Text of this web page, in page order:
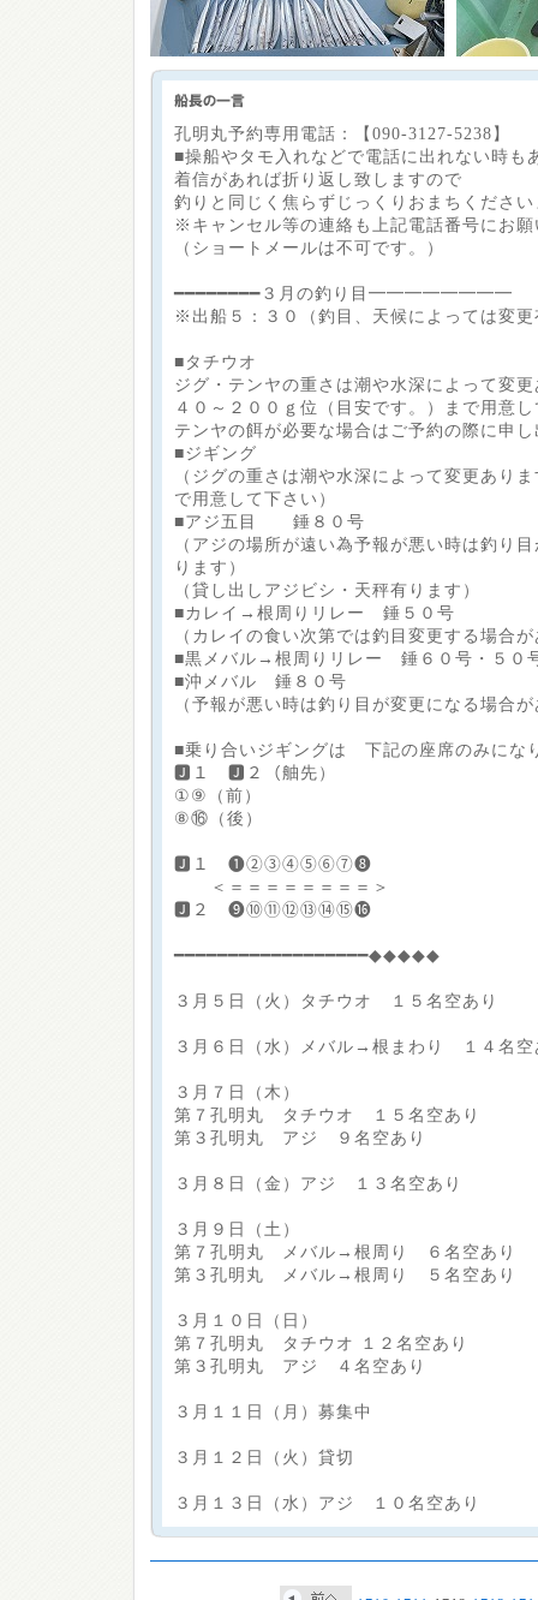
孔明丸予約専用電話：【090-3127-5238】
■操船やタモ入れなどで電話に出れない時も
着信があれば折り返し致しますので
釣りと同じく焦らずじっくりおまちください
※キャンセル等の連絡も上記電話番号にお
（ショートメールは不可です。）
━━━━━━━━３月の釣り目━━━━━━━━
※出船５：３０（釣目、天候によっては変更
■タチウオ
ジグ・テンヤの重さは潮や水深によって変
４０～２００ｇ位（目安です。）まで用意
テンヤの餌が必要な場合はご予約の際に申
■ジギング
（ジグの重さは潮や水深によって変更あり
で用意して下さい）
■アジ五目 錘８０号
（アジの場所が遠い為予報が悪い時は釣り
ります）
（貸し出しアジビシ・天秤有ります）
■カレイ→根周りリレー 錘５０号
（カレイの食い次第では釣目変更する場合
■黒メバル→根周りリレー 錘６０号・５０
■沖メバル 錘８０号
（予報が悪い時は釣り目が変更になる場合
■乗り合いジギングは 下記の座席のみにな
🅹１ 🅹２（舳先）
①⑨（前）
⑧⑯（後）
🅹１ ❶②③④⑤⑥⑦❽
＜＝＝＝＝＝＝＝＝＞
🅹２ ❾⑩⑪⑫⑬⑭⑮⓰
━━━━━━━━━━━━━━━━━━◆◆◆◆◆
３月５日（火）タチウオ １５名空あり
３月６日（水）メバル→根まわり １４名空
３月７日（木）
第７孔明丸 タチウオ １５名空あり
第３孔明丸 アジ ９名空あり
３月８日（金）アジ １３名空あり
３月９日（土）
第７孔明丸 メバル→根周り ６名空あり
第３孔明丸 メバル→根周り ５名空あり
３月１０日（日）
第７孔明丸 タチウオ １２名空あり
第３孔明丸 アジ ４名空あり
３月１１日（月）募集中
３月１２日（火）貸切
３月１３日（水）アジ １０名空あり